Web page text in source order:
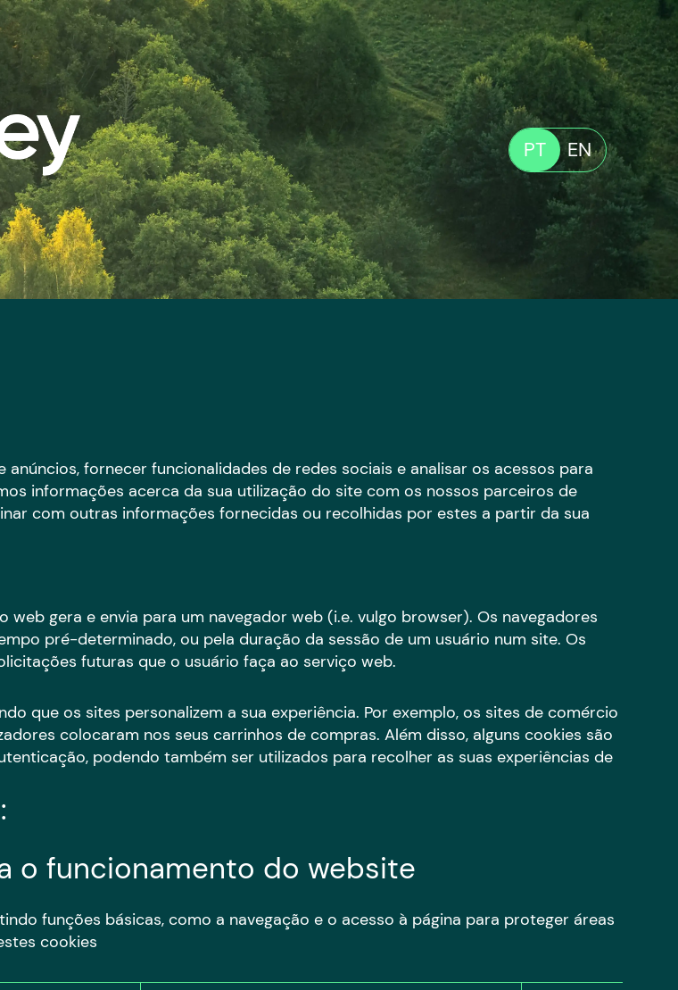
PT EN
fornecer funcionalidades de redes sociais e analisar os acessos para
informações acerca da sua utilização do site com os nossos parceiros de
com outras informações fornecidas ou recolhidas por estes a partir da sua
gera e envia para um navegador web (i.e. vulgo browser). Os navegadores
pré-determinado, ou pela duração da sessão de um usuário num site. Os
futuras que o usuário faça ao serviço web.
que os sites personalizem a sua experiência. Por exemplo, os sites de comércio
colocaram nos seus carrinhos de compras. Além disso, alguns cookies são
podendo também ser utilizados para recolher as suas experiências de
o funcionamento do website
funções básicas, como a navegação e o acesso à página para proteger áreas
cookies